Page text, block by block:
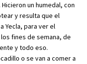
un humedal, con
y resulta que el
Yecla, para ver el
fines de semana, de
y todo eso.
o se van a comer a